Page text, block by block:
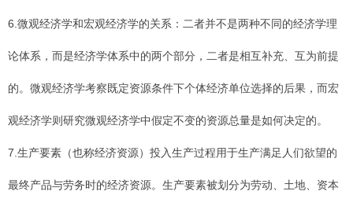
6.微观经济学和宏观经济学的关系：二者并不是两种不同的经济学理
论体系，而是经济学体系中的两个部分，二者是相互补充、互为前提
的。微观经济学考察既定资源条件下个体经济单位选择的后果，而宏
观经济学则研究微观经济学中假定不变的资源总量是如何决定的。
7.生产要素（也称经济资源）投入生产过程用于生产满足人们欲望的
最终产品与劳务时的经济资源。生产要素被划分为劳动、土地、资本